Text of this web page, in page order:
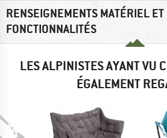
RENSEIGNEMENTS MATÉRIEL ET
FONCTIONNALITÉS
LES ALPINISTES AYANT VU
ÉGALEMENT